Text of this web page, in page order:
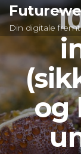
Videre
tilDin digitale
og